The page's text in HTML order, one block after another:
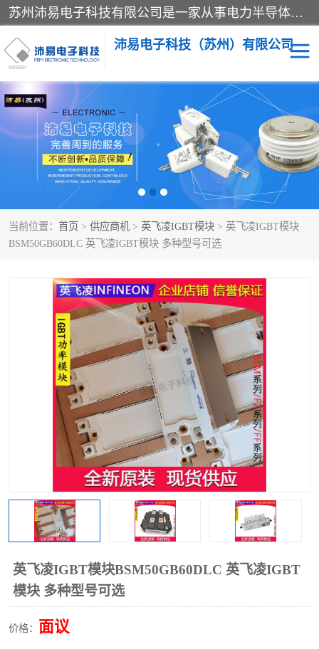
苏州沛易电子科技有限公司是一家从事电力半导体器件和电子元器件的专业代理及分销商，产品包括：IGBT模块、IPM模块、PIM模块、二极管、三极管、可控硅、整流桥、IGBT单管、IGBT电路驱动板、GTR达林顿模块、快恢复二极管、肖特基二极管、熔断器、IC集成电路、快速熔断器等。
沛易电子科技（苏州）有限公司
当前位置： 首页 > 供应商机 > 英飞凌IGBT模块 > 英飞凌IGBT模块
BSM50GB60DLC 英飞凌IGBT模块 多种型号可选
英飞凌IGBT模块BSM50GB60DLC 英飞凌IGBT
模块 多种型号可选
价格： 面议
西门康 英飞凌
快恢复二极管 英飞凌IGBT模块
英飞凌可控硅模块 IXYS艾赛斯可控硅
SEMIKRON西门康IGBT SEMIKRON西门康可控硅
器
MOS管场效应管 晶闸管